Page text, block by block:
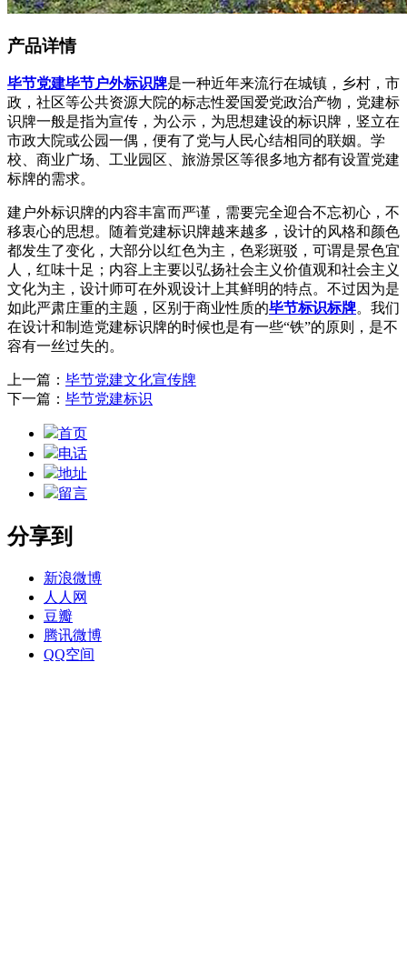
产品详情
毕节党建毕节户外标识牌是一种近年来流行在城镇，乡村，市
政，社区等公共资源大院的标志性爱国爱党政治产物，党建标
识牌一般是指为宣传，为公示，为思想建设的标识牌，竖立在
市政大院或公园一偶，便有了党与人民心结相同的联姻。学
校、商业广场、工业园区、旅游景区等很多地方都有设置党建
标牌的需求。
建户外标识牌的内容丰富而严谨，需要完全迎合不忘初心，不
移衷心的思想。随着党建标识牌越来越多，设计的风格和颜色
都发生了变化，大部分以红色为主，色彩斑驳，可谓是景色宜
人，红味十足；内容上主要以弘扬社会主义价值观和社会主义
文化为主，设计师可在外观设计上其鲜明的特点。不过因为是
如此严肃庄重的主题，区别于商业性质的毕节标识标牌。我们
在设计和制造党建标识牌的时候也是有一些“铁”的原则，是不
容有一丝过失的。
上一篇： 毕节党建文化宣传牌
下一篇： 毕节党建标识
首页
电话
地址
留言
分享到
新浪微博
人人网
豆瓣
腾讯微博
QQ空间